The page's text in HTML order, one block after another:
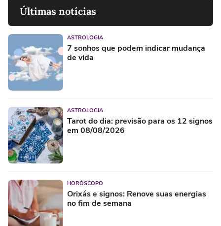
Últimas notícias
ASTROLOGIA
7 sonhos que podem indicar mudança
de vida
ASTROLOGIA
Tarot do dia: previsão para os 12 signos
em 08/08/2026
HORÓSCOPO
Orixás e signos: Renove suas energias
no fim de semana